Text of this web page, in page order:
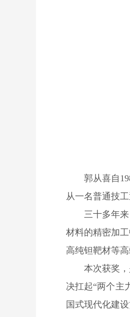
郭从喜自
从一名普通技
三十多年
材料的精密加
高纯钽靶材等
本次获奖
决扛起“两个主
国式现代化建设